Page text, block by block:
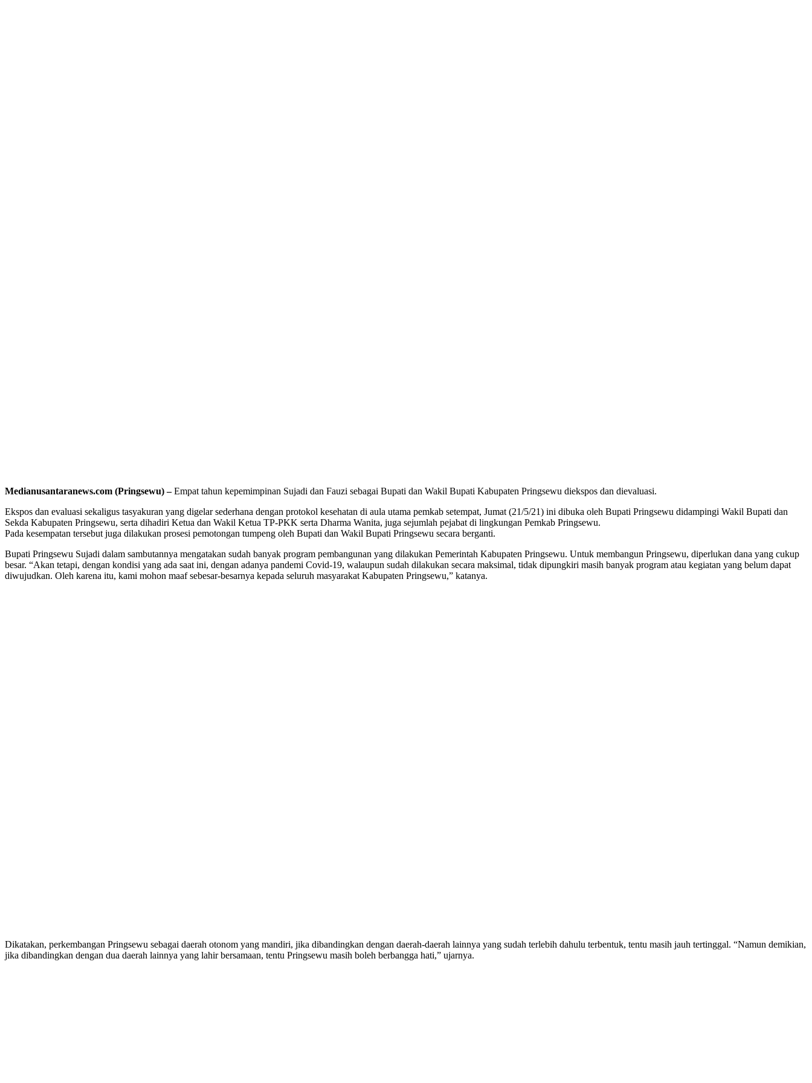
Medianusantaranews.com (Pringsewu) –Empat tahun kepemimpinan Sujadi dan Fauzi sebagai Bupati dan Wakil Bupati Kabupaten Pringsewu diekspos dan dievaluasi.
Ekspos dan evaluasi sekaligus tasyakuran yang digelar sederhana dengan protokol kesehatan di aula utama pemkab setempat, Jumat (21/5/21) ini dibuka oleh Bupati Pringsewu didampingi Wakil Bupati dan
Sekda Kabupaten Pringsewu, serta dihadiri Ketua dan Wakil Ketua TP-PKK serta Dharma Wanita, juga sejumlah pejabat di lingkungan Pemkab Pringsewu.
Pada kesempatan tersebut juga dilakukan prosesi pemotongan tumpeng oleh Bupati dan Wakil Bupati Pringsewu secara berganti.
Bupati Pringsewu Sujadi dalam sambutannya mengatakan sudah banyak program pembangunan yang dilakukan Pemerintah Kabupaten Pringsewu. Untuk membangun Pringsewu, diperlukan dana yang cukup
besar. “Akan tetapi, dengan kondisi yang ada saat ini, dengan adanya pandemi Covid-19, walaupun sudah dilakukan secara maksimal, tidak dipungkiri masih banyak program atau kegiatan yang belum dapat
diwujudkan. Oleh karena itu, kami mohon maaf sebesar-besarnya kepada seluruh masyarakat Kabupaten Pringsewu,” katanya.
Dikatakan, perkembangan Pringsewu sebagai daerah otonom yang mandiri, jika dibandingkan dengan daerah-daerah lainnya yang sudah terlebih dahulu terbentuk, tentu masih jauh tertinggal. “Namun demikian,
jika dibandingkan dengan dua daerah lainnya yang lahir bersamaan, tentu Pringsewu masih boleh berbangga hati,” ujarnya.